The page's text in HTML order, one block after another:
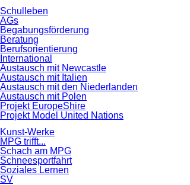
Schulleben
AGs
Begabungsförderung
Beratung
Berufsorientierung
International
Austausch mit Newcastle
Austausch mit Italien
Austausch mit den Niederlanden
Austausch mit Polen
Projekt EuropeShire
Projekt Model United Nations
Kunst-Werke
MPG trifft...
Schach am MPG
Schneesportfahrt
Soziales Lernen
SV